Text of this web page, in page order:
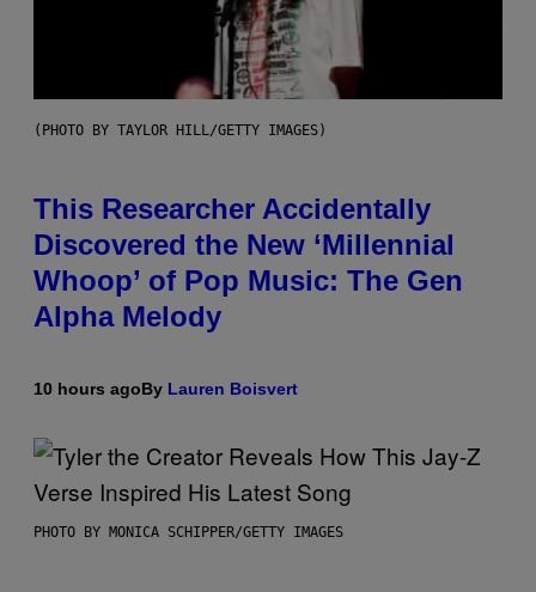
(PHOTO BY TAYLOR HILL/GETTY IMAGES)
This Researcher Accidentally
Discovered the New ‘Millennial
Whoop’ of Pop Music: The Gen
Alpha Melody
10 hours agoBy Lauren Boisvert
PHOTO BY MONICA SCHIPPER/GETTY IMAGES